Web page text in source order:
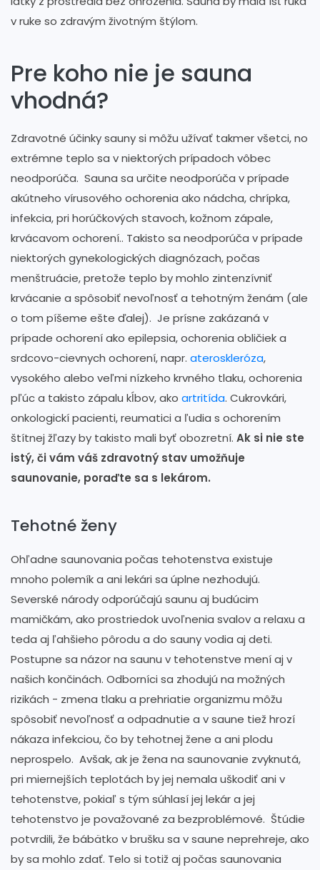
v ruke so zdravým životným štýlom.
Pre koho nie je sauna
vhodná?
Zdravotné účinky sauny si môžu užívať takmer všetci, no
extrémne teplo sa v niektorých prípadoch vôbec
neodporúča. Sauna sa určite neodporúča v prípade
akútneho vírusového ochorenia ako nádcha, chrípka,
infekcia, pri horúčkových stavoch, kožnom zápale,
krvácavom ochorení.. Takisto sa neodporúča v prípade
niektorých gynekologických diagnózach, počas
menštruácie, pretože teplo by mohlo zintenzívniť
krvácanie a spôsobiť nevoľnosť a tehotným ženám (ale
o tom píšeme ešte ďalej). Je prísne zakázaná v
prípade ochorení ako epilepsia, ochorenia obličiek a
srdcovo-cievnych ochorení, napr. ateroskleróza,
vysokého alebo veľmi nízkeho krvného tlaku, ochorenia
pľúc a takisto zápalu kĺbov, ako artritída. Cukrovkári,
onkologickí pacienti, reumatici a ľudia s ochorením
štítnej žľazy by takisto mali byť obozretní. Ak si nie ste
istý, či vám váš zdravotný stav umožňuje
saunovanie, poraďte sa s lekárom.
Tehotné ženy
Ohľadne saunovania počas tehotenstva existuje
mnoho polemík a ani lekári sa úplne nezhodujú.
Severské národy odporúčajú saunu aj budúcim
mamičkám, ako prostriedok uvoľnenia svalov a relaxu a
teda aj ľahšieho pôrodu a do sauny vodia aj deti.
Postupne sa názor na saunu v tehotenstve mení aj v
našich končinách. Odborníci sa zhodujú na možných
rizikách - zmena tlaku a prehriatie organizmu môžu
spôsobiť nevoľnosť a odpadnutie a v saune tiež hrozí
nákaza infekciou, čo by tehotnej žene a ani plodu
neprospelo. Avšak, ak je žena na saunovanie zvyknutá,
pri miernejších teplotách by jej nemala uškodiť ani v
tehotenstve, pokiaľ s tým súhlasí jej lekár a jej
tehotenstvo je považované za bezproblémové. Štúdie
potvrdili, že bábätko v brušku sa v saune neprehreje, ako
by sa mohlo zdať. Telo si totiž aj počas saunovania